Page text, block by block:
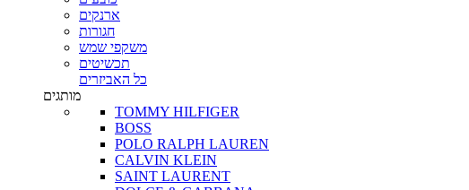
ארנקים
חגורות
משקפי שמש
תכשיטים
כל האביזרים
מותגים
TOMMY HILFIGER
BOSS
POLO RALPH LAUREN
CALVIN KLEIN
SAINT LAURENT